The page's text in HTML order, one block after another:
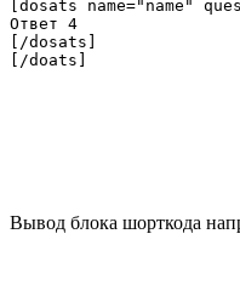
[dosats name="name"
Ответ 4
[/dosats]
[/doats]
Вывод блока шорткода